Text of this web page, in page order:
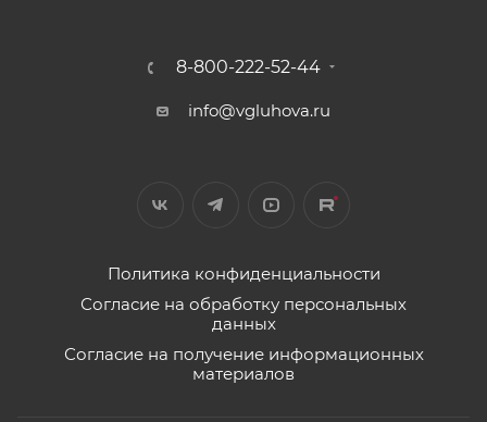
8-800-222-52-44
info@vgluhova.ru
Политика конфиденциальности
Согласие на обработку персональных
данных
Согласие на получение информационных
материалов